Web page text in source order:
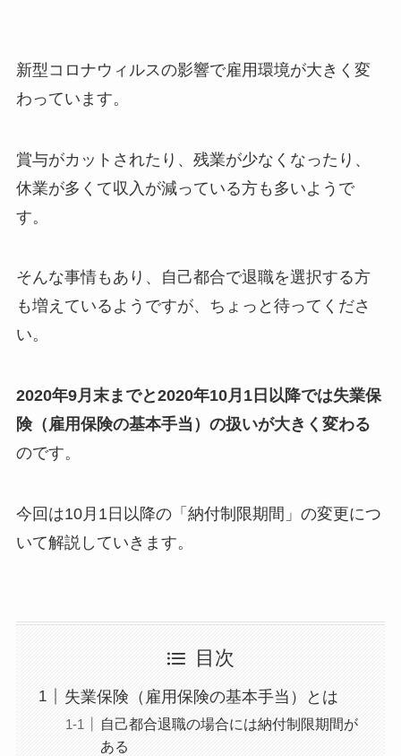
新型コロナウィルスの影響で雇用環境が大きく変
わっています。
賞与がカットされたり、残業が少なくなったり、
休業が多くて収入が減っている方も多いようで
す。
そんな事情もあり、自己都合で退職を選択する方
も増えているようですが、ちょっと待ってくださ
い。
2020年9月末までと2020年10月1日以降では失業保
険（雇用保険の基本手当）の扱いが大きく変わる
のです。
今回は10月1日以降の「納付制限期間」の変更につ
いて解説していきます。
目次
失業保険（雇用保険の基本手当）とは
自己都合退職の場合には納付制限期間が
ある